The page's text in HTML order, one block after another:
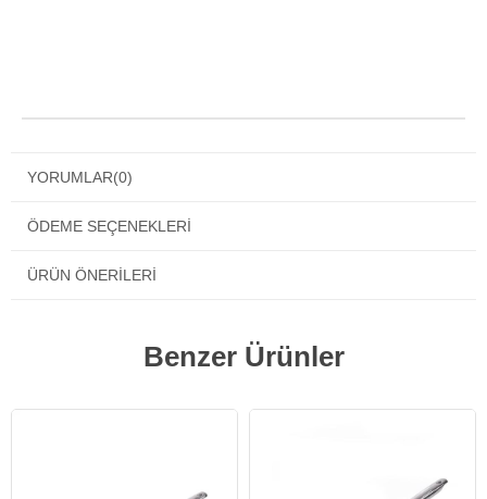
YORUMLAR(0)
ÖDEME SEÇENEKLERI
ÜRÜN ÖNERILERI
Benzer Ürünler